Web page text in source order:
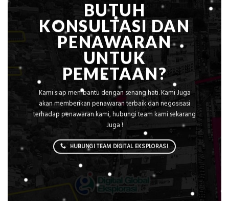
BUTUH
KONSULTASI DAN
PENAWARAN
UNTUK
PEMETAAN?
Kami siap membantu dengan senang hati. Kami Juga
akan memberikan penawaran terbaik dan negosisasi
terhadap penawaran kami, hubungi team kami sekarang
Juga !
HUBUNGI TEAM DIGITAL EKSPLORASI